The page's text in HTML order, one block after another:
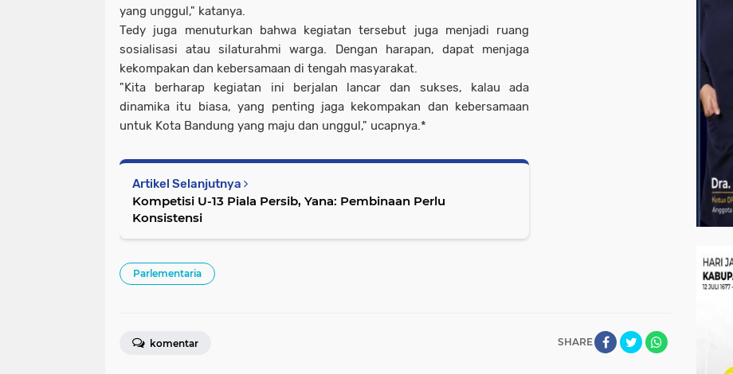
yang unggul," katanya.
Tedy juga menuturkan bahwa kegiatan tersebut juga menjadi ruang
sosialisasi atau silaturahmi warga. Dengan harapan, dapat menjaga
kekompakan dan kebersamaan di tengah masyarakat.
"Kita berharap kegiatan ini berjalan lancar dan sukses, kalau ada
dinamika itu biasa, yang penting jaga kekompakan dan kebersamaan
untuk Kota Bandung yang maju dan unggul," ucapnya.*
Artikel Selanjutnya
Kompetisi U-13 Piala Persib, Yana: Pembinaan Perlu
Konsistensi
Parlementaria
SHARE
komentar